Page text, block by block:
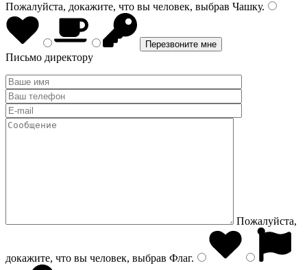
Пожалуйста, докажите, что вы человек, выбрав Чашку.
Письмо директору
Пожалуйста,
докажите, что вы человек, выбрав Флаг.